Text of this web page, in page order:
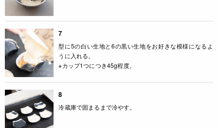
7
型に5の白い生地と6の黒い生地をお好きな模様になるよ
うに入れる。
※カップ1つにつき45g程度。
8
冷蔵庫で固まるまで冷やす。